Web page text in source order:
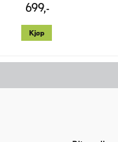
699,-
Kjøp